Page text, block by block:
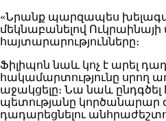
«Նրանք պարզապես խելագար
մեկնաբանելով
հայտարարությունները։
Ֆիլիպոն նաև կոչ է արել
հակամարտությունը սրող
աջակցելը։ Նա նաև
պետությանը կործանարար
դադարեցնելու